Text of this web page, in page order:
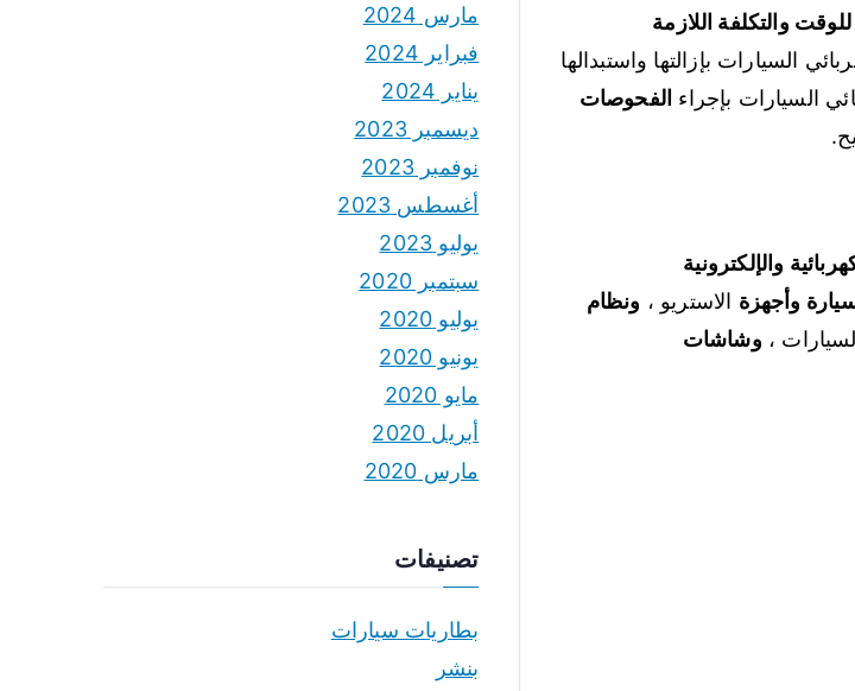
للوقت والتكلفة اللازمة
السيارات بإزالتها واستبدالها
السيارات بإجراء الفحوصات
والإلكترونية
وأجهزة الاستريو ، ونظام
، وشاشات
مارس 2024
فبراير 2024
يناير 2024
ديسمبر 2023
نوفمبر 2023
أغسطس 2023
يوليو 2023
سبتمبر 2020
يوليو 2020
يونيو 2020
مايو 2020
أبريل 2020
مارس 2020
تصنيفات
بطاريات سيارات
بنشر